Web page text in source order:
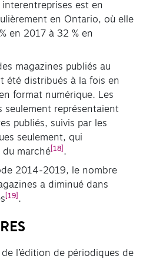
est en
en Ontario, où elle
en 2017 à 32 % en
magazines publiés au
été distribués à la fois en
format numérique. Les
seulement représentaient
publiés, suivis par les
seulement, qui
du marché [18] .
2014-2019, le nombre
a diminué dans
[19] .
l’édition de périodiques de